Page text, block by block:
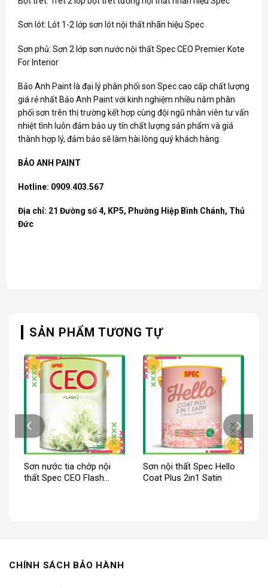
Sơn lót: Lót 1-2 lớp sơn lót nội thất nhãn hiệu Spec
Sơn phủ: Sơn 2 lớp sơn nước nội thất Spec CEO Premier Kote
For Interior
Bảo Anh Paint là đại lý phân phối son Speccao cấp chất lượng
giá rẻ nhất Bảo Anh Paint với kinh nghiệm nhiều năm phân
phối sơn trên thị trường kết hợp cùng đội ngũ nhân viên tư vấn
nhiệt tình luôn đảm bảo uy tín chất lượng sản phẩm và giá
thành hợp lý, đảm bảo sẽ làm hài lòng quý khách hàng.
BẢO ANH PAINT
Hotline: 0909.403.567
Địa chỉ: 21 Đường số 4, KP5, Phường Hiệp Bình Chánh, Thủ
Đức
SẢN PHẨM TƯƠNG TỰ
Sơn nước tia chớp nội
thất Spec CEO Flash
Sơn nội thất Spec Hello
Coat Plus 2in1 Satin
CHÍNH SÁCH BẢO HÀNH